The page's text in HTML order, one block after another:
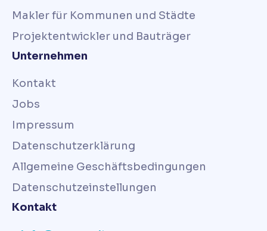
Makler für Kommunen und Städte
Projektentwickler und Bauträger
Unternehmen
Kontakt
Jobs
Impressum
Datenschutzerklärung
Allgemeine Geschäftsbedingungen
Datenschutzeinstellungen
Kontakt